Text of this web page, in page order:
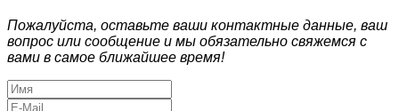
Пожалуйста, оставьте ваши контактные данные, ваш
вопрос или сообщение и мы обязательно свяжемся с
вами в самое ближайшее время!